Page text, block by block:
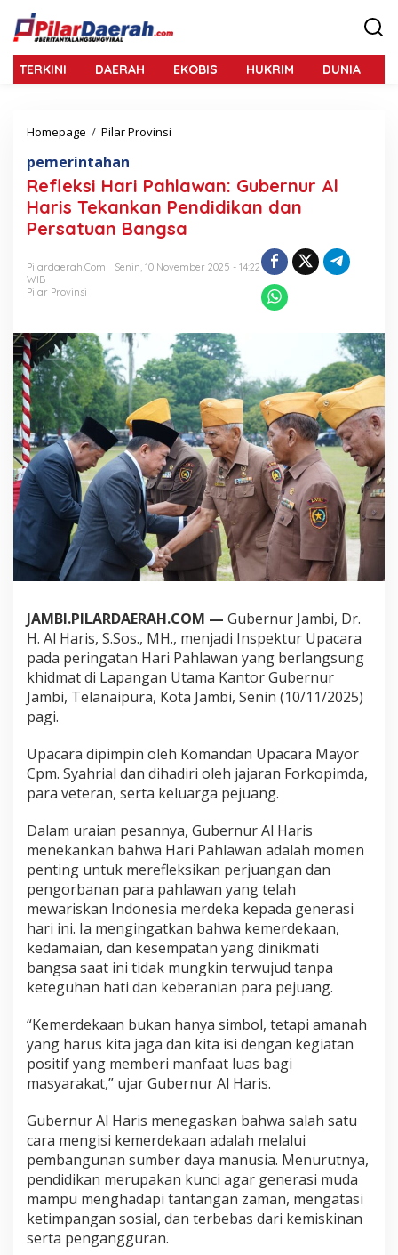
TERKINI DAERAH EKOBIS HUKRIM DUNIA
Homepage / Pilar Provinsi
l
e
k
s
a
a
h
l
a
w
a
n
:
G
u
b
e
r
n
u
r
l
H
a
r
i
s
a
n
k
P
e
n
d
d
i
k
a
n
d
n
P
e
s
t
u
a
B
a
n
pemerintahan
Refleksi Hari Pahlawan: Gubernur Al
Haris Tekankan Pendidikan dan
Persatuan Bangsa
Pilardaerah.com
Senin, 10 November 2025 - 14:22
WIB
Pilar Provinsi
JAMBI.PILARDAERAH.COM — Gubernur Jambi, Dr.
H. Al Haris, S.Sos., MH., menjadi Inspektur Upacara
pada peringatan Hari Pahlawan yang berlangsung
khidmat di Lapangan Utama Kantor Gubernur
Jambi, Telanaipura, Kota Jambi, Senin (10/11/2025)
pagi.
Upacara dipimpin oleh Komandan Upacara Mayor
Cpm. Syahrial dan dihadiri oleh jajaran Forkopimda,
para veteran, serta keluarga pejuang.
Dalam uraian pesannya, Gubernur Al Haris
menekankan bahwa Hari Pahlawan adalah momen
penting untuk merefleksikan perjuangan dan
pengorbanan para pahlawan yang telah
mewariskan Indonesia merdeka kepada generasi
hari ini. Ia mengingatkan bahwa kemerdekaan,
kedamaian, dan kesempatan yang dinikmati
bangsa saat ini tidak mungkin terwujud tanpa
keteguhan hati dan keberanian para pejuang.
“Kemerdekaan bukan hanya simbol, tetapi amanah
yang harus kita jaga dan kita isi dengan kegiatan
positif yang memberi manfaat luas bagi
masyarakat,” ujar Gubernur Al Haris.
Gubernur Al Haris menegaskan bahwa salah satu
cara mengisi kemerdekaan adalah melalui
pembangunan sumber daya manusia. Menurutnya,
pendidikan merupakan kunci agar generasi muda
mampu menghadapi tantangan zaman, mengatasi
ketimpangan sosial, dan terbebas dari kemiskinan
serta pengangguran.